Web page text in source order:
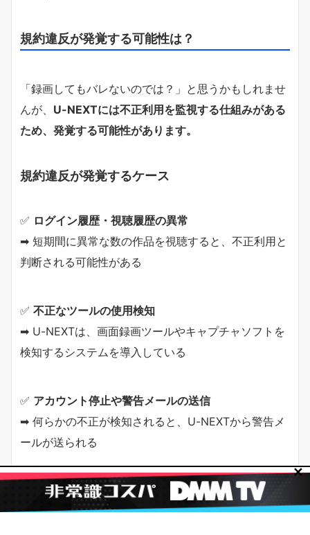
規約違反が発覚する可能性は？
「録画してもバレないのでは？」と思うかもしれませ
んが、 U-NEXTには不正利用を監視する仕組みがある
ため、発覚する可能性があります。
規約違反が発覚するケース
✅ ログイン履歴・視聴履歴の異常
➡ 短期間に異常な数の作品を視聴すると、不正利用と
判断される可能性がある
✅ 不正なツールの使用検知
➡ U-NEXTは、画面録画ツールやキャプチャソフトを
検知するシステムを導入している
✅ アカウント停止や警告メールの送信
➡ 何らかの不正が検知されると、U-NEXTから警告メ
ールが送られる
実際に、「録画ソフトを使っていたら突然ログアウト
され、その後ログインできなくなった」という事例も
✕